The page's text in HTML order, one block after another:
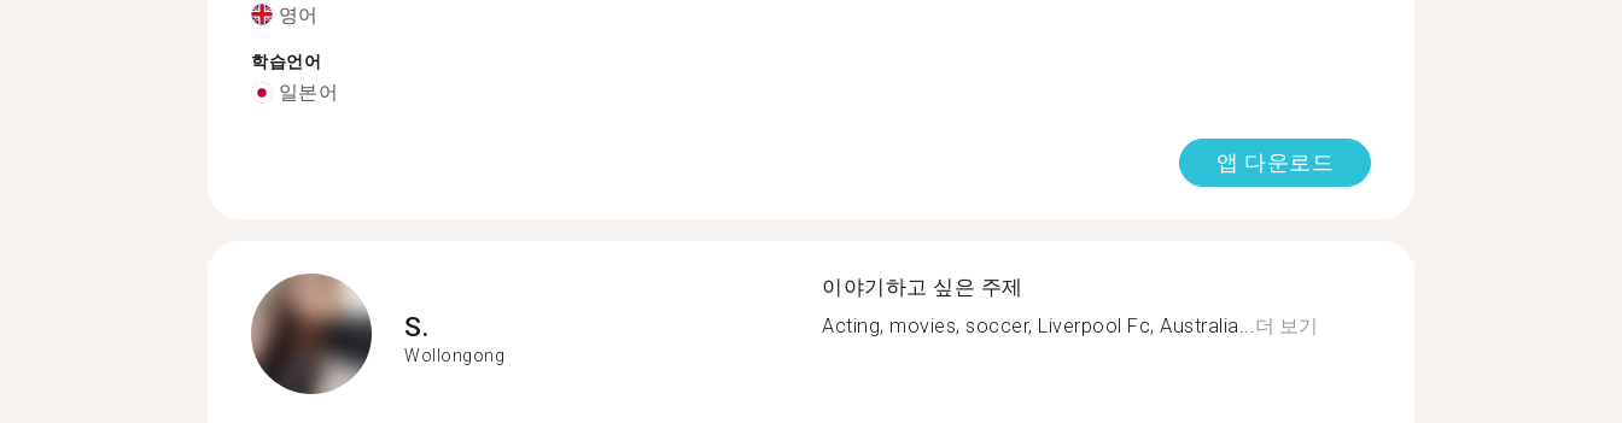
영어
학습언어
일본어
앱 다운로드
S.
Wollongong
이야기하고 싶은 주제
Acting, movies, soccer, Liverpool Fc, Australia...더 보기